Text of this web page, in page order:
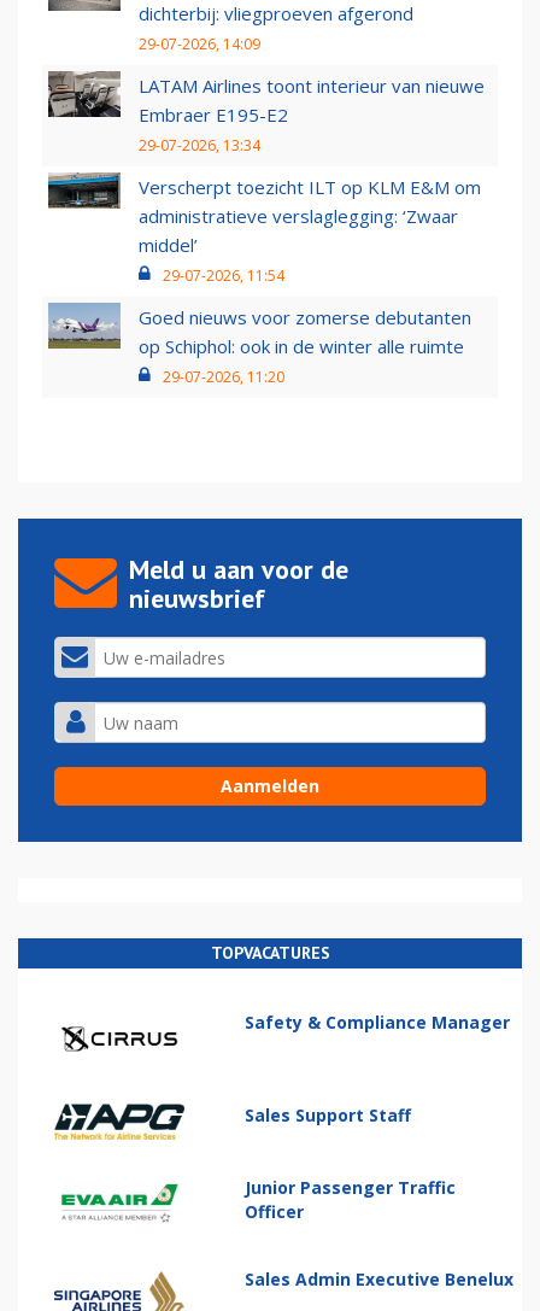
dichterbij: vliegproeven afgerond
29-07-2026, 14:09
LATAM Airlines toont interieur van nieuwe
Embraer E195-E2
29-07-2026, 13:34
Verscherpt toezicht ILT op KLM E&M om
administratieve verslaglegging: ‘Zwaar
middel’
29-07-2026, 11:54
Goed nieuws voor zomerse debutanten
op Schiphol: ook in de winter alle ruimte
29-07-2026, 11:20
Meld u aan voor de
nieuwsbrief
TOPVACATURES
Safety & Compliance Manager
Sales Support Staff
Junior Passenger Traffic
Officer
Sales Admin Executive Benelux